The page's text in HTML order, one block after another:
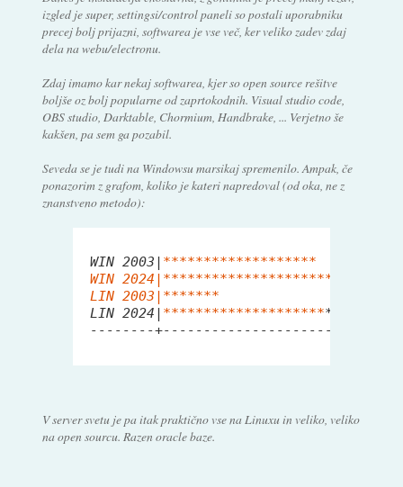
izgled je super, settingsi/control paneli so postali uporabniku
precej bolj prijazni, softwarea je vse več, ker veliko zadev zdaj
dela na webu/electronu.
Zdaj imamo kar nekaj softwarea, kjer so open source rešitve
boljše oz bolj popularne od zaprtokodnih. Visual studio code,
OBS studio, Darktable, Chormium, Handbrake, ... Verjetno še
kakšen, pa sem ga pozabil.
Seveda se je tudi na Windowsu marsikaj spremenilo. Ampak, če
ponazorim z grafom, koliko je kateri napredoval (od oka, ne z
znanstveno metodo):
WIN 2003| *******************
WIN 2024|**********************
LIN 2003|*******
LIN 2024| *********************
--------+--------------------------
V server svetu je pa itak praktično vse na Linuxu in veliko, veliko
na open sourcu. Razen oracle baze.